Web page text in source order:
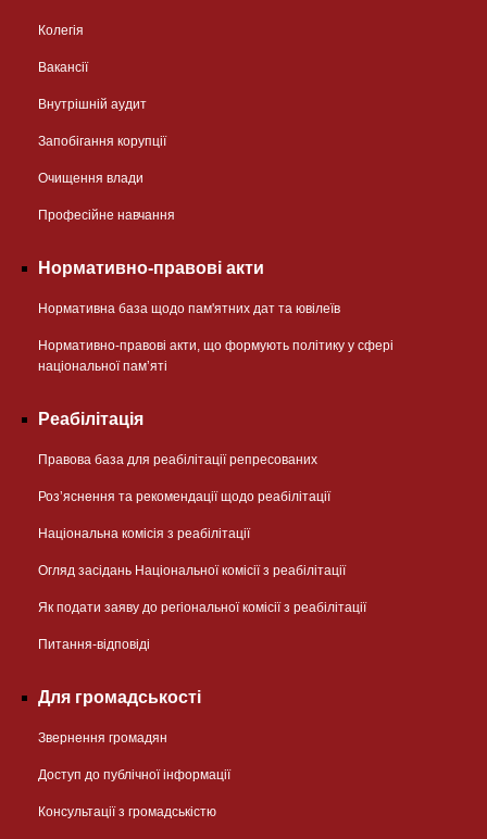
Колегія
Вакансії
Внутрішній аудит
Запобігання корупції
Очищення влади
Професійне навчання
Нормативно-правові акти
Нормативна база щодо пам'ятних дат та ювілеїв
Нормативно-правові акти, що формують політику у сфері
національної памʼяті
Реабілітація
Правова база для реабілітації репресованих
Розʼяснення та рекомендації щодо реабілітації
Національна комісія з реабілітації
Огляд засідань Національної комісії з реабілітації
Як подати заяву до регіональної комісії з реабілітації
Питання-відповіді
Для громадськості
Звернення громадян
Доступ до публічної інформації
Консультації з громадськістю